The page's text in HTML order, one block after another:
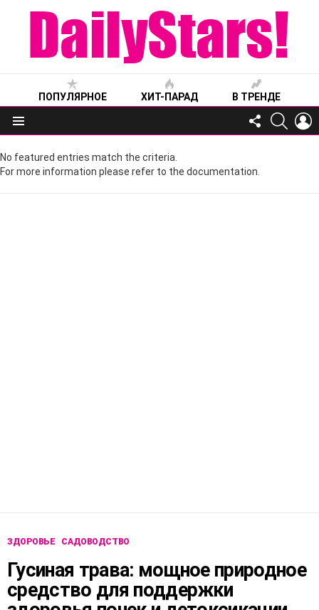
ПОПУЛЯРНОЕ ХИТ-ПАРАД В ТРЕНДЕ
Меню
FOLLOW
US
No featured entries match the criteria.
For more information please refer to the documentation.
ЗДОРОВЬЕ САДОВОДСТВО
Гусиная трава: мощное природное
средство для поддержки